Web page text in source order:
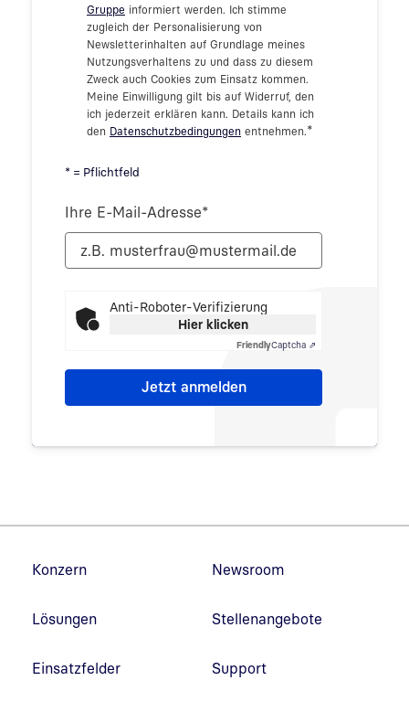
Gruppe informiert werden. Ich stimme
zugleich der Personalisierung von
Newsletterinhalten auf Grundlage meines
Nutzungsverhaltens zu und dass zu diesem
Zweck auch Cookies zum Einsatz kommen.
Meine Einwilligung gilt bis auf Widerruf, den
ich jederzeit erklären kann. Details kann ich
den Datenschutzbedingungen entnehmen.*
* = Pflichtfeld
Ihre E-Mail-Adresse*
Anti-Roboter-Verifizierung
Hier klicken
FriendlyCaptcha ⇗
Konzern
Lösungen
Einsatzfelder
Newsroom
Stellenangebote
Support